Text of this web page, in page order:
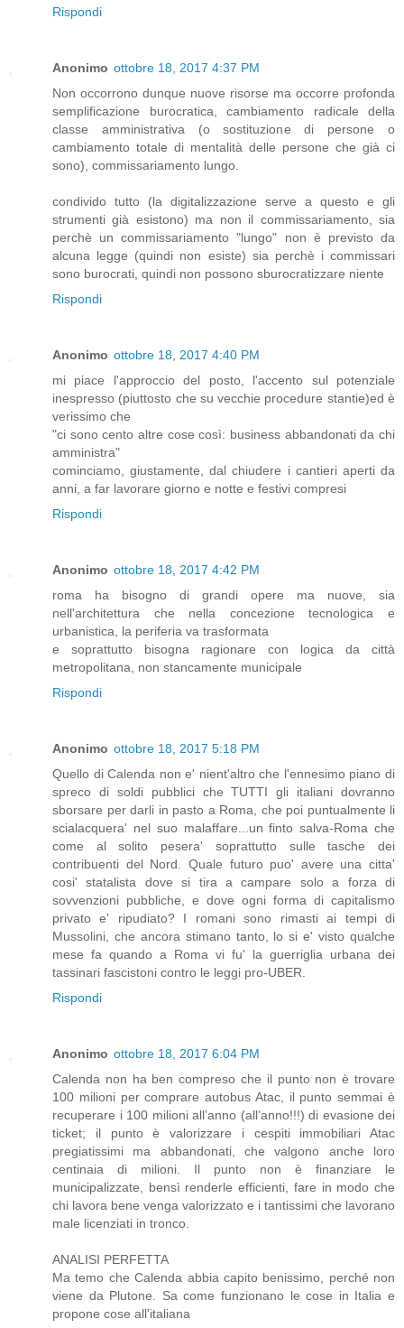
Rispondi
Anonimo ottobre 18, 2017 4:37 PM
Non occorrono dunque nuove risorse ma occorre profonda
semplificazione burocratica, cambiamento radicale della
classe amministrativa (o sostituzione di persone o
cambiamento totale di mentalità delle persone che già ci
sono), commissariamento lungo.
condivido tutto (la digitalizzazione serve a questo e gli
strumenti già esistono) ma non il commissariamento, sia
perchè un commissariamento "lungo" non è previsto da
alcuna legge (quindi non esiste) sia perchè i commissari
sono burocrati, quindi non possono sburocratizzare niente
Rispondi
Anonimo ottobre 18, 2017 4:40 PM
mi piace l'approccio del posto, l'accento sul potenziale
inespresso (piuttosto che su vecchie procedure stantie)ed è
verissimo che
"ci sono cento altre cose così: business abbandonati da chi
amministra"
cominciamo, giustamente, dal chiudere i cantieri aperti da
anni, a far lavorare giorno e notte e festivi compresi
Rispondi
Anonimo ottobre 18, 2017 4:42 PM
roma ha bisogno di grandi opere ma nuove, sia
nell'architettura che nella concezione tecnologica e
urbanistica, la periferia va trasformata
e soprattutto bisogna ragionare con logica da città
metropolitana, non stancamente municipale
Rispondi
Anonimo ottobre 18, 2017 5:18 PM
Quello di Calenda non e' nient'altro che l'ennesimo piano di
spreco di soldi pubblici che TUTTI gli italiani dovranno
sborsare per darli in pasto a Roma, che poi puntualmente li
scialacquera' nel suo malaffare...un finto salva-Roma che
come al solito pesera' soprattutto sulle tasche dei
contribuenti del Nord. Quale futuro puo' avere una citta'
cosi' statalista dove si tira a campare solo a forza di
sovvenzioni pubbliche, e dove ogni forma di capitalismo
privato e' ripudiato? I romani sono rimasti ai tempi di
Mussolini, che ancora stimano tanto, lo si e' visto qualche
mese fa quando a Roma vi fu' la guerriglia urbana dei
tassinari fascistoni contro le leggi pro-UBER.
Rispondi
Anonimo ottobre 18, 2017 6:04 PM
Calenda non ha ben compreso che il punto non è trovare
100 milioni per comprare autobus Atac, il punto semmai è
recuperare i 100 milioni all’anno (all’anno!!!) di evasione dei
ticket; il punto è valorizzare i cespiti immobiliari Atac
pregiatissimi ma abbandonati, che valgono anche loro
centinaia di milioni. Il punto non è finanziare le
municipalizzate, bensì renderle efficienti, fare in modo che
chi lavora bene venga valorizzato e i tantissimi che lavorano
male licenziati in tronco.
ANALISI PERFETTA
Ma temo che Calenda abbia capito benissimo, perché non
viene da Plutone. Sa come funzionano le cose in Italia e
propone cose all'italiana